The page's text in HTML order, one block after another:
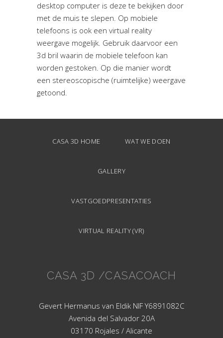
desktop computer is deze te bekijken door
met de muis te slepen. Op mobiele
telefoons is ook een virtual reality
weergave mogelijk. Gebruik daarvoor een
3d bril waarin de mobiele telefoon kan
worden gestoken. Op die manier wordt
een stereoscopische (ruimtelijke) weergave
getoond.
CASA 3D HOME WAT WE DOEN
GALLERY
VASTGOEDPRESENTATIES
VIRTUAL REALITY (VR)
CASA 3D /CASACOACH
Gevert Hermanus van Eldik NIF Y6891082C
Avenida del Salvador 20A
03170 Rojales / Alicante